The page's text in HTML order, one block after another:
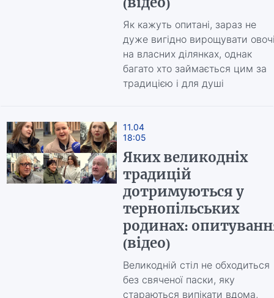
Як кажуть опитані, зараз не
дуже вигідно вирощувати
на власних ділянках, однак
багато хто займається цим за
традицією і для душі
11.04
18:05
Яких великодніх
традицій
дотримуються у
тернопільських
родинах:
(відео)
Великодній стіл не обходиться
без свяченої паски, яку
стараються випікати вдома,